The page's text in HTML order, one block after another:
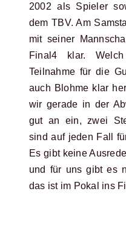
2002 als Spieler
dem TBV. Am
mit seiner
Final4 klar.
Teilnahme für die
auch Blohme klar
wir gerade in der
gut an ein, zwei
sind auf jeden Fall
Es gibt keine
und für uns gibt es
das ist im Pokal ins